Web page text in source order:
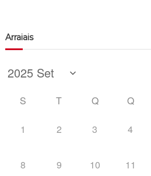
Arraiais
S T Q Q
1 2 3 4
8 9 10 11